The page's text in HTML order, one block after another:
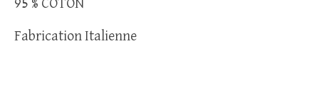
95 % COTON
Fabrication Italienne